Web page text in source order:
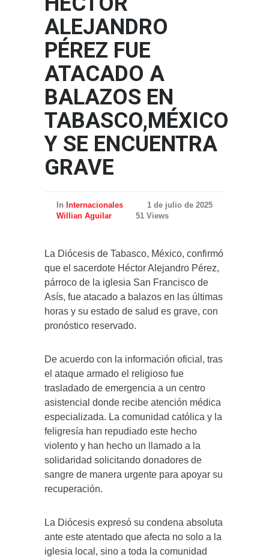
ALEJANDRO
PÉREZ FUE
ATACADO A
BALAZOS EN
TABASCO,MÉXICO
Y SE ENCUENTRA
GRAVE
In Internacionales
1 de julio de 2025
Willian Aguilar
51 Views
La Diócesis de Tabasco, México, confirmó
que el sacerdote Héctor Alejandro Pérez,
párroco de la iglesia San Francisco de
Asís, fue atacado a balazos en las últimas
horas y su estado de salud es grave, con
pronóstico reservado.
De acuerdo con la información oficial, tras
el ataque armado el religioso fue
trasladado de emergencia a un centro
asistencial donde recibe atención médica
especializada. La comunidad católica y la
feligresía han repudiado este hecho
violento y han hecho un llamado a la
solidaridad solicitando donadores de
sangre de manera urgente para apoyar su
recuperación.
La Diócesis expresó su condena absoluta
ante este atentado que afecta no solo a la
iglesia local, sino a toda la comunidad